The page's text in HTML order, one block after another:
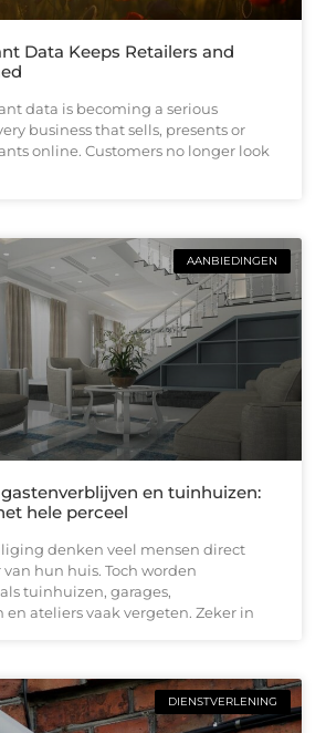
Data Keeps Retailers and
data is becoming a serious
business that sells, presents or
online. Customers no longer look
AANBIEDINGEN
en tuinhuizen:
hele perceel
denken veel mensen direct
hun huis. Toch worden
tuinhuizen, garages,
ateliers vaak vergeten. Zeker in
DIENSTVERLENING